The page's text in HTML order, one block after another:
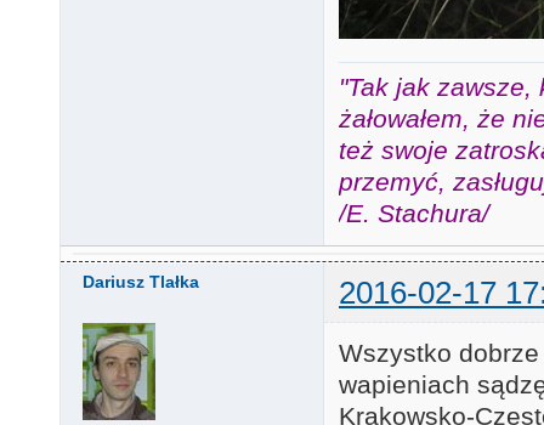
"Tak jak zawsze,
żałowałem, że
też swoje
przemyć,
/E. Stachura/
Dariusz Tlałka 2016-02-17
Wszystko
wapieniach
Krakowsko-